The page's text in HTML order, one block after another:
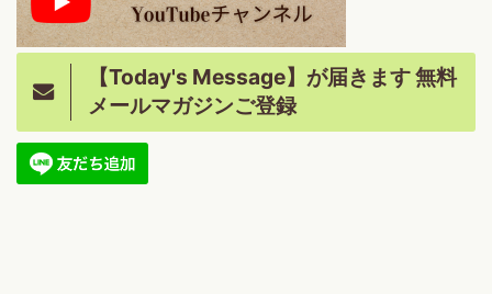
【Today's Message】が届きます 無料
メールマガジンご登録